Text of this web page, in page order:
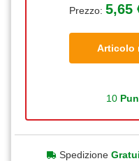
Prezzo: 5,65
Articolo
10
Spedizione